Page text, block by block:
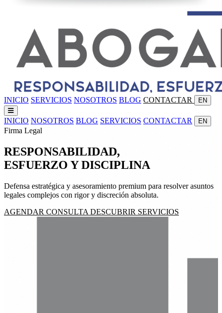
INICIO SERVICIOS NOSOTROS BLOG CONTACTAR EN
INICIO NOSOTROS BLOG SERVICIOS CONTACTAR EN
Firma Legal
RESPONSABILIDAD,
ESFUERZO YDISCIPLINA
Defensa estratégica y asesoramiento premium para resolver asuntos
legales complejos con rigor y discreción absoluta.
AGENDAR CONSULTA DESCUBRIR SERVICIOS